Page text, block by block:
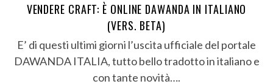
VENDERE CRAFT: È ONLINE DAWANDA IN ITALIANO
(VERS. BETA)
E’ di questi ultimi giorni l’uscita ufficiale del portale
DAWANDA ITALIA, tutto bello tradotto in italiano e
con tante novità….